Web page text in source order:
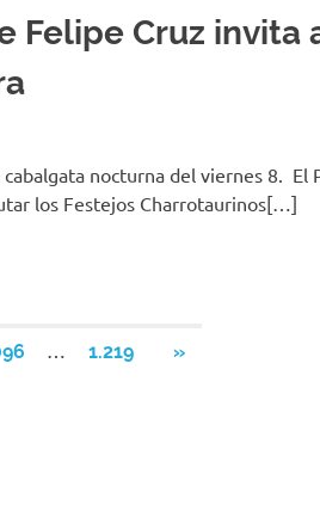
Felipe Cruz invita
nocturna del viernes 8. El
los Festejos Charrotaurinos[…]
… 1.219
SIGUIENTES
»